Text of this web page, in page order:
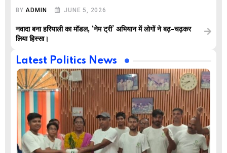
BY ADMIN JUNE 5, 2026
नवादा बना हरियाली का मॉडल, ‘नेम ट्री’ अभियान में लोगों ने बढ़-चढ़कर
लिया हिस्सा।
Latest Politics News